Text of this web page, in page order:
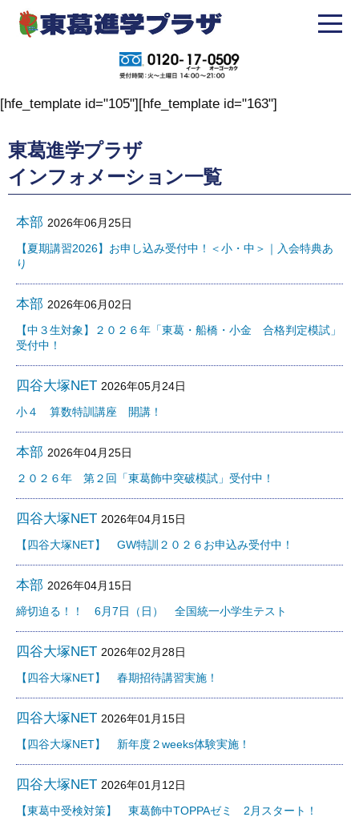
[hfe_template id="105"][hfe_template id="163"]
東葛進学プラザ
インフォメーション一覧
本部 2026年06月25日
【夏期講習2026】お申し込み受付中！＜小・中＞｜入会特典あ
り
本部 2026年06月02日
【中３生対象】２０２６年「東葛・船橋・小金 合格判定模試」
受付中！
四谷大塚NET 2026年05月24日
小４ 算数特訓講座 開講！
本部 2026年04月25日
２０２６年 第２回「東葛飾中突破模試」受付中！
四谷大塚NET 2026年04月15日
【四谷大塚NET】 GW特訓２０２６お申込み受付中！
本部 2026年04月15日
締切迫る！！ 6月7日（日） 全国統一小学生テスト
四谷大塚NET 2026年02月28日
【四谷大塚NET】 春期招待講習実施！
四谷大塚NET 2026年01月15日
【四谷大塚NET】 新年度２weeks体験実施！
四谷大塚NET 2026年01月12日
【東葛中受検対策】 東葛飾中TOPPAゼミ 2月スタート！